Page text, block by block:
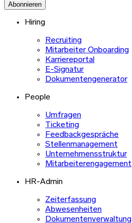
Abonnieren
Hiring
Recruiting
Mitarbeiter Onboarding
Karriereportal
E-Signatur
Dokumentengenerator
People
Umfragen
Ticketing
Feedbackgespräche
Stellenmanagement
Unternehmensstruktur
Mitarbeiterengagement
HR-Admin
Zeiterfassung
Abwesenheiten
Dokumentenverwaltung